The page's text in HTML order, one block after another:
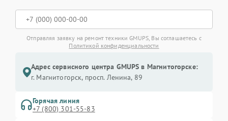
Отправляя заявку на ремонт техники GMUPS, Вы соглашаетесь с
Политикой конфиденциальности
Адрес сервисного центра GMUPS в Магнитогорске:
г. Магнитогорск, просп. Ленина, 89
Горячая линия
+7 (800) 301-55-83